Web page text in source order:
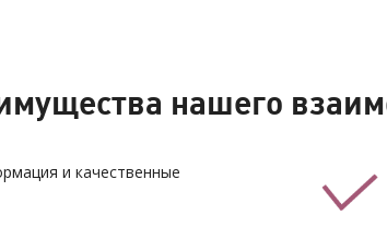
нашего
и качественные